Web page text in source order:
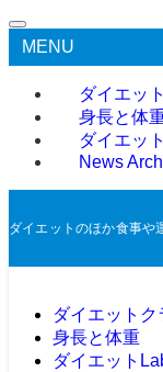
MENU
ダイエッ
身長と体
ダイエッ
News
ダイエットのほか食事や
ダイエットク
身長と体重
ダイエット